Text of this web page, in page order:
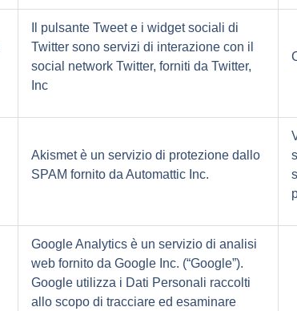
Il pulsante Tweet e i widget sociali di
Twitter sono servizi di interazione con il
social network Twitter, forniti da Twitter,
Inc
Akismet è un servizio di protezione dallo
SPAM fornito da Automattic Inc.
Google Analytics è un servizio di analisi
web fornito da Google Inc. (“Google”).
Google utilizza i Dati Personali raccolti
allo scopo di tracciare ed esaminare